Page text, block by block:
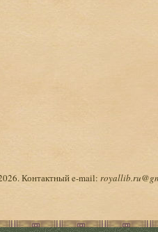
Контактный e-mail: